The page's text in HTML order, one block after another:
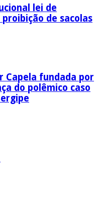
lei de
de sacolas
Capela fundada por
do polêmico caso